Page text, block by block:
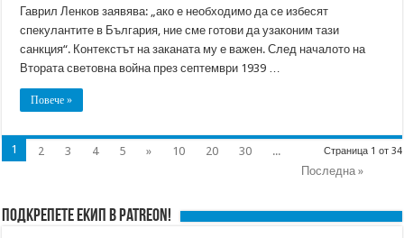
Гаврил Ленков заявява: „ако е необходимо да се избесят
спекулантите в България, ние сме готови да узаконим тази
санкция“. Контекстът на заканата му е важен. След началото на
Втората световна война през септември 1939 …
Повече »
Страница 1 от 34
1 2 3 4 5 » 10 20 30
...
Последна »
Подкрепете ЕКИП в Patreon!